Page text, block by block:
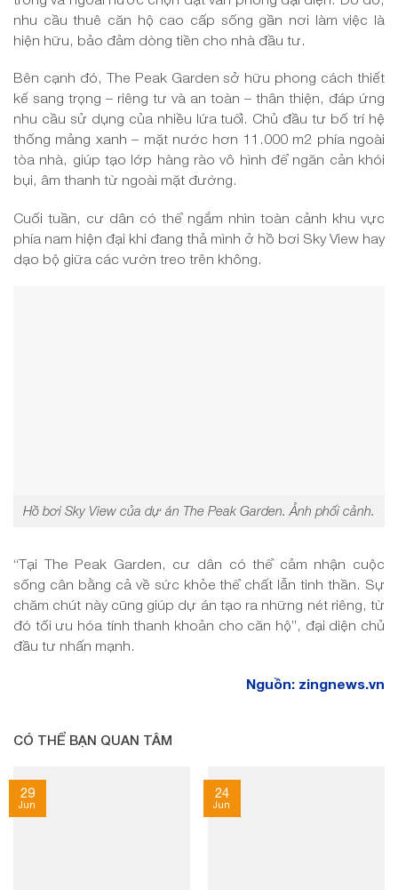
nhu cầu thuê căn hộ cao cấp sống gần nơi làm việc là
hiện hữu, bảo đảm dòng tiền cho nhà đầu tư.
Bên cạnh đó, The Peak Garden sở hữu phong cách thiết
kế sang trọng – riêng tư và an toàn – thân thiện, đáp ứng
nhu cầu sử dụng của nhiều lứa tuổi. Chủ đầu tư bố trí hệ
thống mảng xanh – mặt nước hơn 11.000 m2 phía ngoài
tòa nhà, giúp tạo lớp hàng rào vô hình để ngăn cản khói
bụi, âm thanh từ ngoài mặt đường.
Cuối tuần, cư dân có thể ngắm nhìn toàn cảnh khu vực
phía nam hiện đại khi đang thả mình ở hồ bơi Sky View hay
dạo bộ giữa các vườn treo trên không.
Hồ bơi Sky View của dự án The Peak Garden. Ảnh phối cảnh.
“Tại The Peak Garden, cư dân có thể cảm nhận cuộc
sống cân bằng cả về sức khỏe thể chất lẫn tinh thần. Sự
chăm chút này cũng giúp dự án tạo ra những nét riêng, từ
đó tối ưu hóa tính thanh khoản cho căn hộ”, đại diện chủ
đầu tư nhấn mạnh.
Nguồn: zingnews.vn
CÓ THỂ BẠN QUAN TÂM
29
Jun
24
Jun